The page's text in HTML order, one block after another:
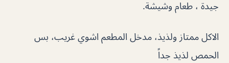
جيدة ، طعام وشيشة.
الاكل ممتاز ولذيذ، مدخل المطعم اشوي غريب، بس
الحمص لذيذ جداً